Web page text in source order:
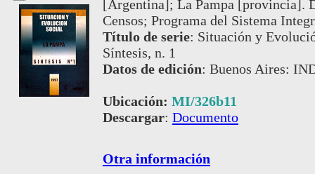
[Argentina]; La Pampa [provincia].
Censos; Programa del Sistema
Título de serie: Situación y
Síntesis, n. 1
Datos de edición: Buenos Aires:
Ubicación: MI/326b11
Descargar: Documento
Otra información